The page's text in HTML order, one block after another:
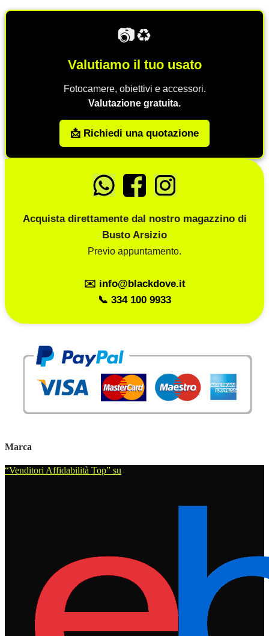
📷♻️
Valutiamo il tuo usato
Fotocamere, obiettivi e accessori.
Valutazione gratuita.
📩 Richiedi una quotazione
Acquista direttamente dal nostro magazzino di
Busto Arsizio
Previo appuntamento.
✉️ info@blackdove.it
📞 334 100 9933
Marca
“Venditori Affidabilità Top” su